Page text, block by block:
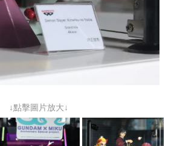
↓點擊圖片放大↓